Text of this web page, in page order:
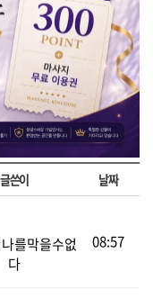
글쓴이 날짜
를막을수없
다
08:57